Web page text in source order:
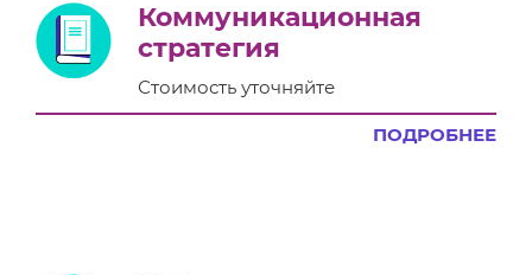
Коммуникационная
стратегия
Стоимость уточняйте
ПОДРОБНЕЕ